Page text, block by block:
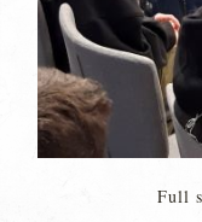
Full